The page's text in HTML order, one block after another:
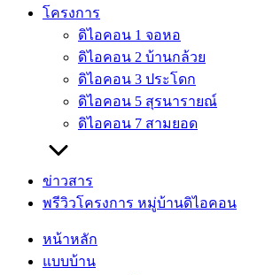
โครงการ
ดิไอคอน 1 จอหอ
ดิไอคอน 2 บ้านกล้วย
ดิไอคอน 3 ประโดก
ดิไอคอน 5 สุรนารายณ์
ดิไอคอน 7 สามยอด
ข่าวสาร
พรีวิวโครงการ หมู่บ้านดิไอคอน
หน้าหลัก
แบบบ้าน